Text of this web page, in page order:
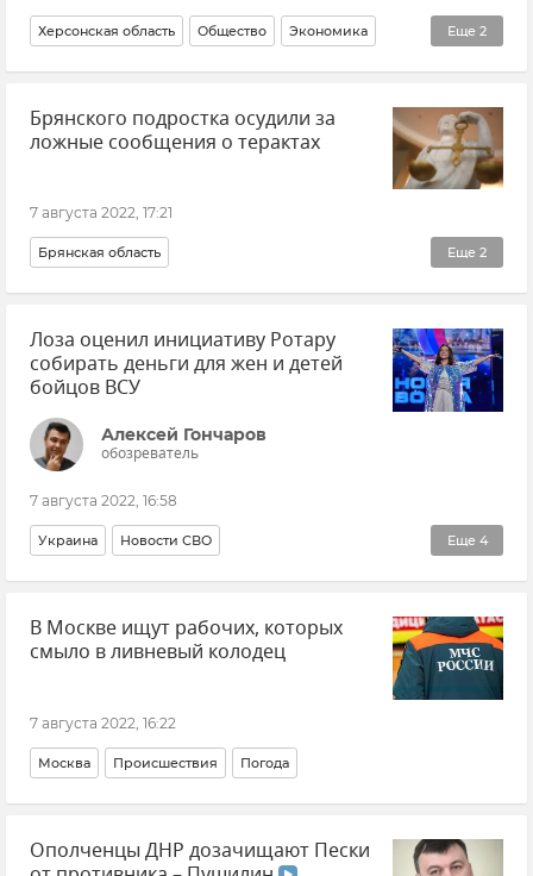
Еще 2
Херсонская область Общество Экономика
Авторы Эксклюзивы РИА Новости Крым
Брянского подростка осудили за
ложные сообщения о терактах
7 августа 2022, 17:21
Еще 2
Брянская область
ФСБ РФ (Федеральная служба безопасности Российской Федерации)
Закон и право
Лоза оценил инициативу Ротару
собирать деньги для жен и детей
бойцов ВСУ
Алексей Гончаров
обозреватель
7 августа 2022, 16:58
Еще 4
Украина Новости СВО
ВСУ (Вооруженные силы Украины) Культура
Мнения Авторы
В Москве ищут рабочих, которых
смыло в ливневый колодец
7 августа 2022, 16:22
Москва Происшествия Погода
Ополченцы ДНР дозачищают Пески